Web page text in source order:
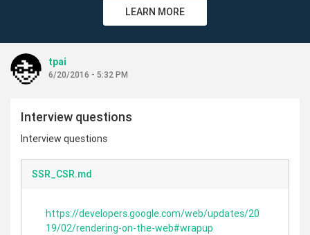
LEARN MORE
tpai
6/20/2016 - 5:32 PM
Interview questions
Interview questions
SSR_CSR.md
https://developers.google.com/web/updates/20
19/02/rendering-on-the-web#wrapup